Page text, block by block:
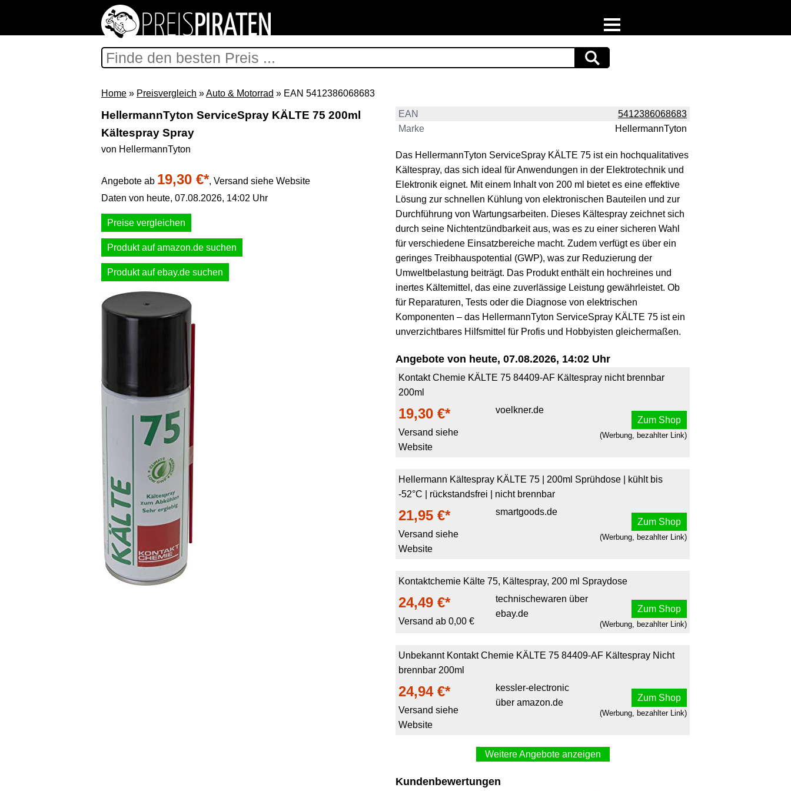
Support & Newsletter
Presse
Datenschutz
Impressum
Home » Preisvergleich »Auto & Motorrad » EAN 5412386068683
HellermannTyton ServiceSpray KÄLTE 75 200ml
Kältespray Spray
von HellermannTyton
Angebote ab 19,30 €*, Versand siehe Website
Daten von heute, 07.08.2026, 14:02 Uhr
Preise vergleichen
Produkt auf amazon.de suchen
Produkt auf ebay.de suchen
EAN
5412386068683
Marke
HellermannTyton
Das HellermannTyton ServiceSpray KÄLTE 75 ist ein hochqualitatives
Kältespray, das sich ideal für Anwendungen in der Elektrotechnik und
Elektronik eignet. Mit einem Inhalt von 200 ml bietet es eine effektive
Lösung zur schnellen Kühlung von elektronischen Bauteilen und zur
Durchführung von Wartungsarbeiten. Dieses Kältespray zeichnet sich
durch seine Nichtentzündbarkeit aus, was es zu einer sicheren Wahl
für verschiedene Einsatzbereiche macht. Zudem verfügt es über ein
geringes Treibhauspotential (GWP), was zur Reduzierung der
Umweltbelastung beiträgt. Das Produkt enthält ein hochreines und
inertes Kältemittel, das eine zuverlässige Leistung gewährleistet. Ob
für Reparaturen, Tests oder die Diagnose von elektrischen
Komponenten – das HellermannTyton ServiceSpray KÄLTE 75 ist ein
unverzichtbares Hilfsmittel für Profis und Hobbyisten gleichermaßen.
Angebote von heute, 07.08.2026, 14:02 Uhr
Kontakt Chemie KÄLTE 75 84409-AF Kältespray nicht brennbar
200ml
19,30 €*
Versand siehe
Website
voelkner.de
Zum Shop
(Werbung, bezahlter Link)
Hellermann Kältespray KÄLTE 75 | 200ml Sprühdose | kühlt bis
-52°C | rückstandsfrei | nicht brennbar
21,95 €*
Versand siehe
Website
smartgoods.de
Zum Shop
(Werbung, bezahlter Link)
Kontaktchemie Kälte 75, Kältespray, 200 ml Spraydose
24,49 €*
Versand ab 0,00 €
technischewaren über
ebay.de
Zum Shop
(Werbung, bezahlter Link)
Unbekannt Kontakt Chemie KÄLTE 75 84409-AF Kältespray Nicht
brennbar 200ml
24,94 €*
Versand siehe
Website
kessler-electronic
über amazon.de
Zum Shop
(Werbung, bezahlter Link)
Weitere Angebote anzeigen
Kundenbewertungen